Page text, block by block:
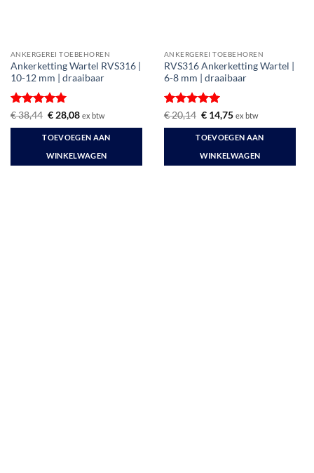
ANKERGEREI TOEBEHOREN
Ankerketting Wartel RVS316 |
10-12 mm | draaibaar
Gewaardeerd
5uit 5
€38,44 Oorspronkelijke
was:
€ 38,44.
€28,08Huidige
is:
€ 28,08.
ex btw
TOEVOEGEN AAN
WINKELWAGEN
ANKERGEREI TOEBEHOREN
RVS316 Ankerketting Wartel |
6-8 mm | draaibaar
Gewaardeerd
5uit 5
€20,14 Oorspronkelijke
was:
€ 20,14.
€14,75Huidige
is:
€ 14,75.
ex btw
TOEVOEGEN AAN
WINKELWAGEN